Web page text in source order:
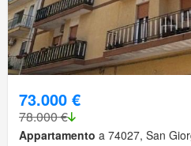
73.000 €
78.000 €
Appartamento a 74027, San